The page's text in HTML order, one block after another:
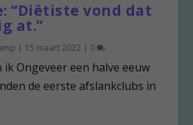
“Diëtiste vond dat
at.”
| 15 maart 2022 | 0
Ongeveer een halve eeuw
de eerste afslankclubs in